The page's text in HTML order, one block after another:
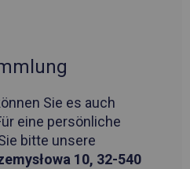
Sie es auch
eine persönliche
bitte unsere
10, 32-540